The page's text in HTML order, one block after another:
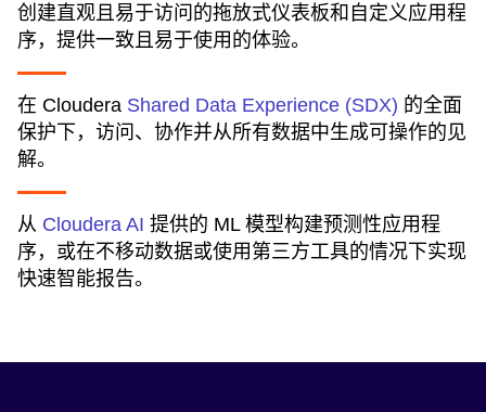
创建直观且易于访问的拖放式仪表板和自定义应用程
序，提供一致且易于使用的体验。
在 Cloudera Shared Data Experience (SDX) 的全面
保护下，访问、协作并从所有数据中生成可操作的见
解。
从 Cloudera AI 提供的 ML 模型构建预测性应用程
序，或在不移动数据或使用第三方工具的情况下实现
快速智能报告。